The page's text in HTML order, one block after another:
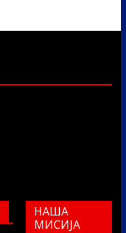
НАША
МИСИЈА